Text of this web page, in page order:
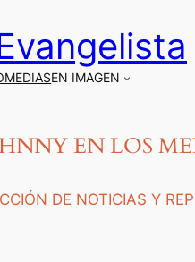
EN IMAGEN
EN LOS
DE NOTICIAS Y